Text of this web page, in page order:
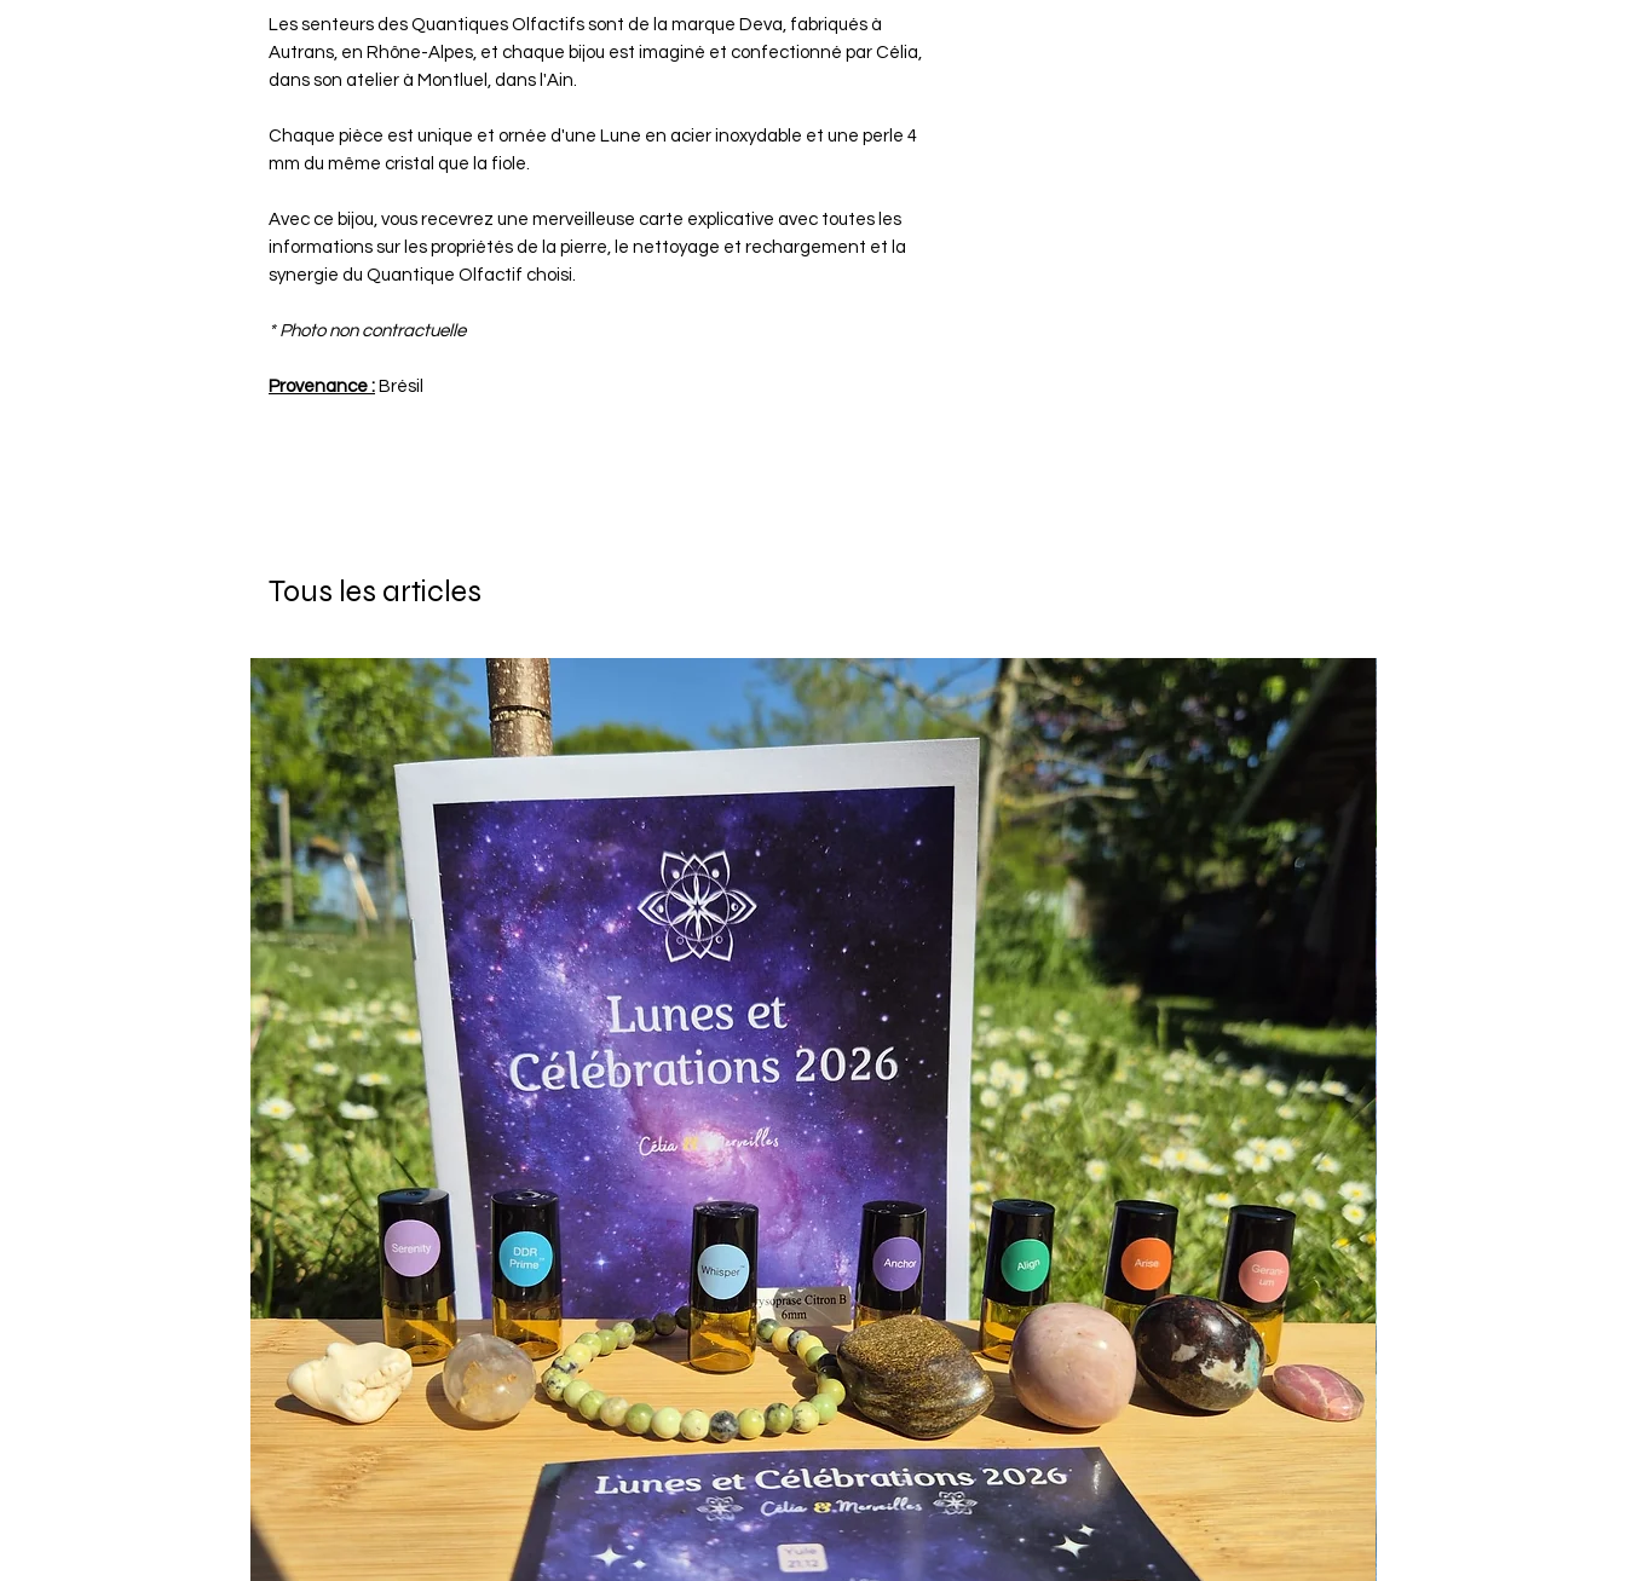
Les senteurs des Quantiques Olfactifs sont de la marque Deva, fabriqués à
Autrans, en Rhône-Alpes, et chaque bijou est imaginé et confectionné par Célia,
dans son atelier à Montluel, dans l'Ain.
Chaque pièce est unique et ornée d'une Lune en acier inoxydable et une perle 4
mm du même cristal que la fiole.
Avec ce bijou, vous recevrez une merveilleuse carte explicative avec toutes les
informations sur les propriétés de la pierre, le nettoyage et rechargement et la
synergie du Quantique Olfactif choisi.
* Photo non contractuelle
Provenance : Brésil
Tous les articles